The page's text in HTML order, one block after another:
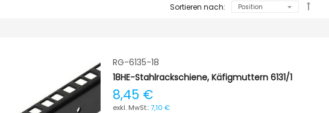
Sortieren nach:
RG-6135-18
18HE-Stahlrackschiene, Käfigmuttern 6131/1
8,45 €
7,10 €